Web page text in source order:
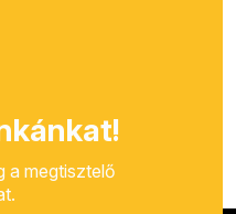
a megtisztelő